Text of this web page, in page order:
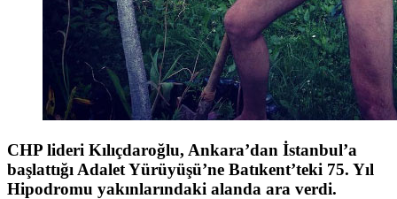
CHP lideri Kılıçdaroğlu, Ankara’dan İstanbul’a
başlattığı Adalet Yürüyüşü’ne Batıkent’teki 75. Yıl
Hipodromu yakınlarındaki alanda ara verdi.